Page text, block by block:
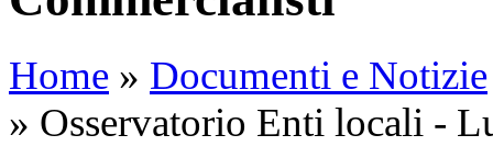
Home » Documenti e Notizie
» Osservatorio Enti locali -